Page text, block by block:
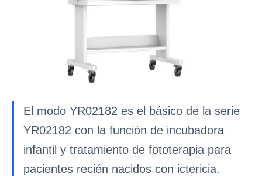
El modo YR02182 es el básico de la serie
YR02182 con la función de incubadora
infantil y tratamiento de fototerapia para
pacientes recién nacidos con ictericia.